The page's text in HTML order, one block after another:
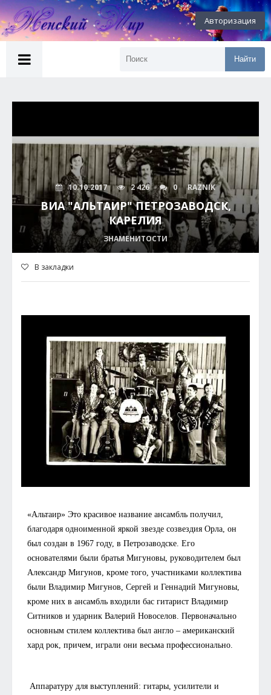
Авторизация
Найти
10.10.2017 2 426 0 RAZNIK
ВИА "АЛЬТАИР" ПЕТРОЗАВОДСК,
КАРЕЛИЯ
ЗНАМЕНИТОСТИ
В закладки
«Альтаир» Это красивое название ансамбль получил,
благодаря одноименной яркой звезде созвездия Орла, он
был создан в 1967 году, в Петрозаводске. Его
основателями были братья Мигуновы, руководителем был
Александр Мигунов, кроме того, участниками коллектива
были Владимир Мигунов, Сергей и Геннадий Мигуновы,
кроме них в ансамбль входили бас гитарист Владимир
Ситников и ударник Валерий Новоселов. Первоначально
основным стилем коллектива был англо – американский
хард рок, причем, играли они весьма профессионально.
Аппаратуру для выступлений: гитары, усилители и